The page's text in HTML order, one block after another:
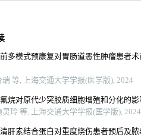
多模式预康复对胃肠道恶性肿瘤患者
瑞 等, 上海交通大学学报(医学版), 2024
烷对原代少突胶质细胞增殖和分化的影
灵玲 等, 上海交通大学学报(医学版), 2024
肝素结合蛋白对重度烧伤患者预后及